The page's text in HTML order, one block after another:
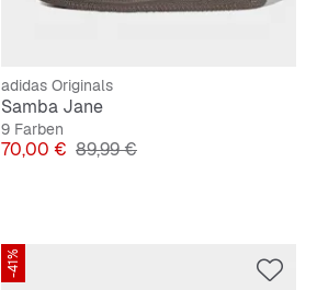
adidas Originals
Samba Jane
9 Farben
Preis
70,00 € Originalpreis
89,99 €
-41%